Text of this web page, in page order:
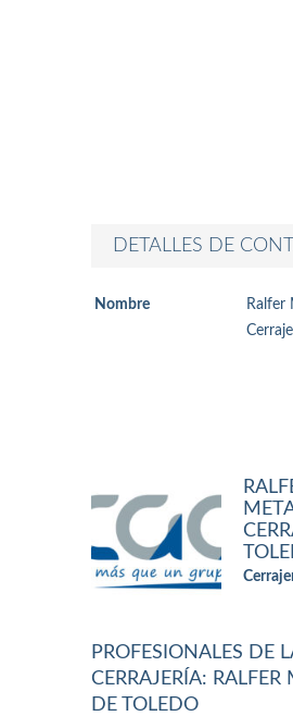
DETALLES DE
Nombre
Ralfer
PROFESIONALES DE
CERRAJERÍA: RALFER
DE TOLEDO